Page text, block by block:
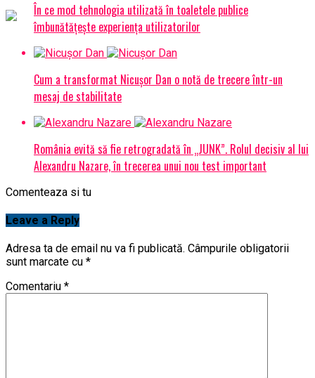
În ce mod tehnologia utilizată în toaletele publice
îmbunătățește experiența utilizatorilor
Cum a transformat Nicușor Dan o notă de trecere într-un
mesaj de stabilitate
România evită să fie retrogradată în „JUNK”. Rolul decisiv al lui
Alexandru Nazare, în trecerea unui nou test important
Comenteaza si tu
Leave a Reply
Adresa ta de email nu va fi publicată. Câmpurile obligatorii
sunt marcate cu *
Comentariu *